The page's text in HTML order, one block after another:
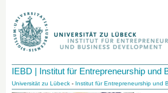
IEBD | Institut für Entrepreneurship und
Universität zu Lübeck - Institut für Entrepreneurship und